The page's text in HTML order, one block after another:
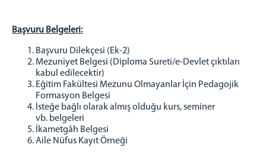
Başvuru Belgeleri:
Başvuru Dilekçesi (Ek-2)
Mezuniyet Belgesi (Diploma Sureti/e-Devlet çıktıları
kabul edilecektir)
Eğitim Fakültesi Mezunu Olmayanlar İçin Pedagojik
Formasyon Belgesi
İsteğe bağlı olarak almış olduğu kurs, seminer
vb. belgeleri
İkametgâh Belgesi
Aile Nüfus Kayıt Örneği